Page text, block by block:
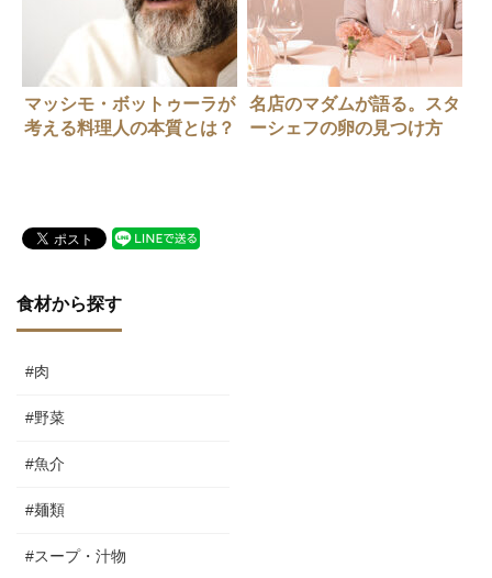
マッシモ・ボットゥーラが
考える料理人の本質とは？
名店のマダムが語る。スタ
ーシェフの卵の見つけ方
食材から探す
#肉
#野菜
#魚介
#麺類
#スープ・汁物